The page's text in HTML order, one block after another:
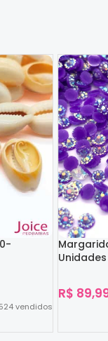
vendidos
Unidades
R$